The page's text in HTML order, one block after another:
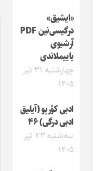
«ایشیق»
درگیسی‌نین PDF
آرشیوی
یاییملاندی
چهارشنبه ۳۱ تیر
۱۴۰۵
ادبی کؤرپو (آیلیق
ادبی درگی) ۴۶
سه‌شنبه ۲۳ تیر
۱۴۰۵